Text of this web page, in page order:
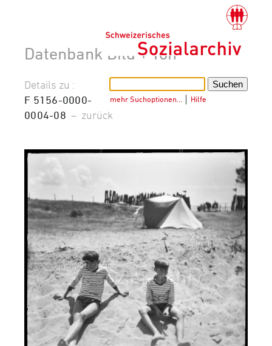
Datenbank Bild + Ton
mehr Suchoptionen… Hilfe
Details zu :
F 5156-0000-
0004-08 – zurück